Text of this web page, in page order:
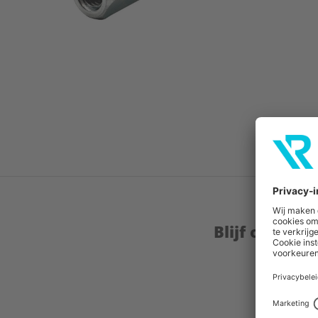
Blijf op de